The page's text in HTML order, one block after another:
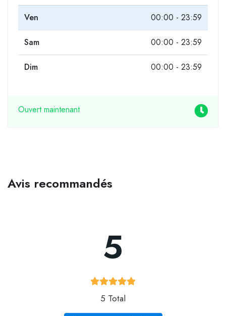
Ven 00:00 - 23:59
Sam 00:00 - 23:59
Dim 00:00 - 23:59
Ouvert maintenant
Avis recommandés
5
5 Total